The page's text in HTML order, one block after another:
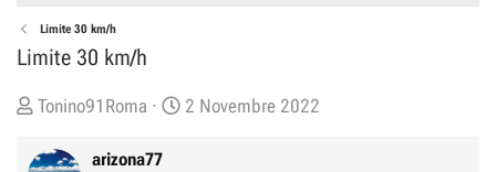
Limite 30 km/h
Limite 30 km/h
C
e
Tonino91Roma
D
2 Novembre 2022
arizona77